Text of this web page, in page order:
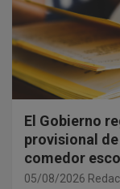
El Gobierno
provisional
comedor
05/08/2026